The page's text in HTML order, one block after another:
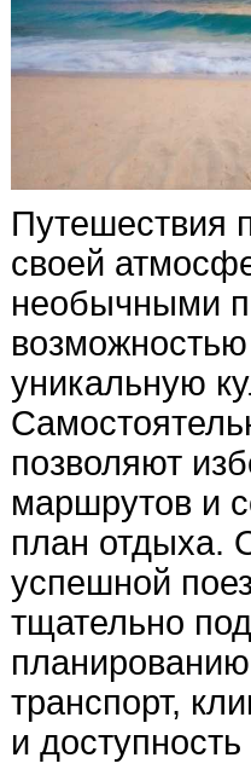
Путешествия
своей
необычными
уникальную
позволяют
маршрутов и
план отдыха.
успешной
тщательно
транспорт,
и